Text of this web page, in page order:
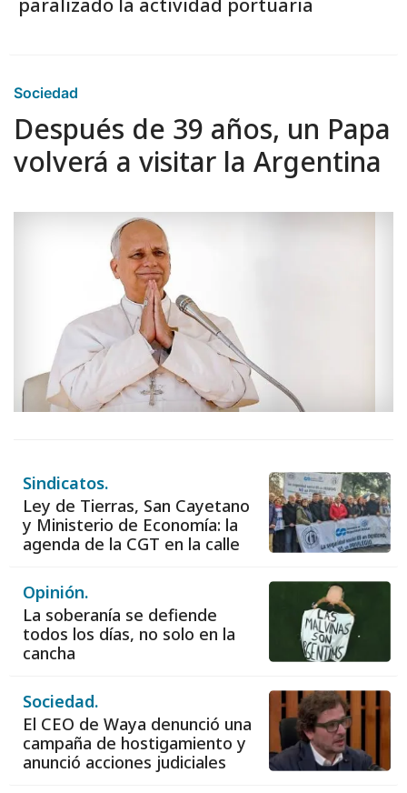
Sociedad
Después de 39 años, un Papa
volverá a visitar la Argentina
Sindicatos.
Ley de Tierras, San Cayetano
y Ministerio de Economía: la
agenda de la CGT en la calle
Opinión.
La soberanía se defiende
todos los días, no solo en la
cancha
Sociedad.
El CEO de Waya denunció una
campaña de hostigamiento y
anunció acciones judiciales